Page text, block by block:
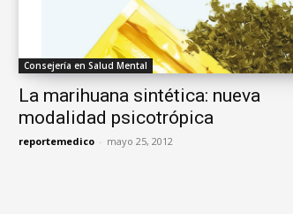
Consejería en Salud Mental
La marihuana sintética: nueva
modalidad psicotrópica
reportemedico - mayo 25, 2012